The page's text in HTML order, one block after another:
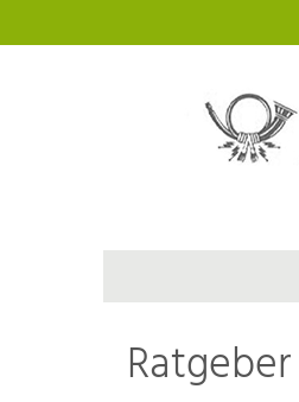
Ratgeber